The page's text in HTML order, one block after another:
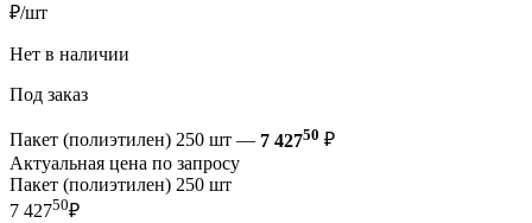
₽/шт
Нет в наличии
Под заказ
Пакет (полиэтилен) 250 шт — 7 42750 ₽
Актуальная цена по запросу
Пакет (полиэтилен) 250 шт
7 42750₽